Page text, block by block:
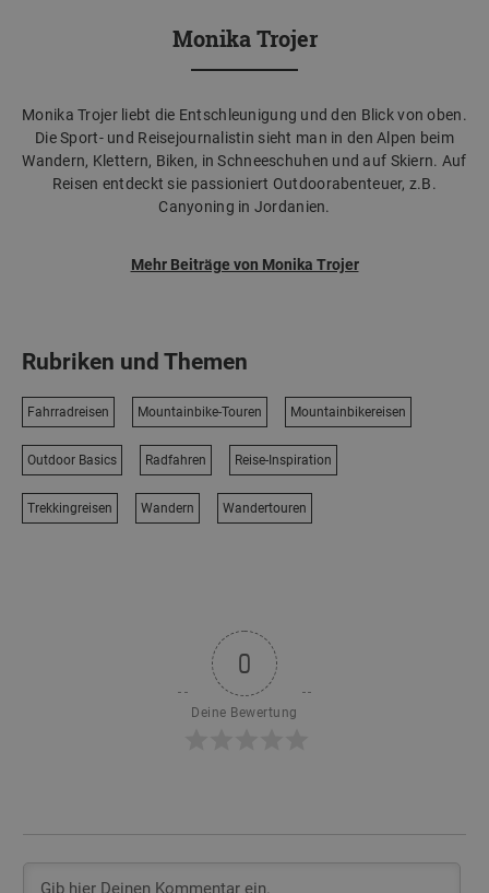
Monika Trojer
Monika Trojer liebt die Entschleunigung und den Blick von oben.
Die Sport- und Reisejournalistin sieht man in den Alpen beim
Wandern, Klettern, Biken, in Schneeschuhen und auf Skiern. Auf
Reisen entdeckt sie passioniert Outdoorabenteuer, z.B.
Canyoning in Jordanien.
Mehr Beiträge von Monika Trojer
Rubriken und Themen
Fahrradreisen Mountainbike-Touren Mountainbikereisen
Outdoor Basics Radfahren Reise-Inspiration
Trekkingreisen Wandern Wandertouren
0
Deine Bewertung